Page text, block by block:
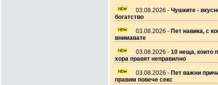
03.08.2026 - Чушките -
богатство
03.08.2026 - Пет навика, с
внимавате
03.08.2026 - 10 неща, които
хора правят неправилно
03.08.2026 - Пет важни
правим повече секс